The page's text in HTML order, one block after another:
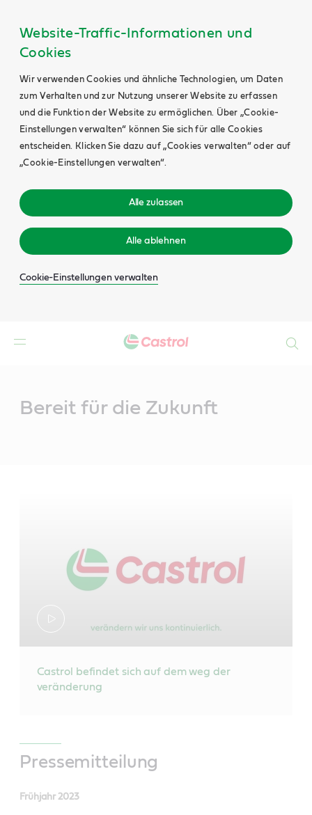
Website-Traffic-Informationen und
Cookies
Wir verwenden Cookies und ähnliche Technologien, um Daten
zum Verhalten und zur Nutzung unserer Website zu erfassen
und die Funktion der Website zu ermöglichen. Über „Cookie-
Einstellungen verwalten“ können Sie sich für alle Cookies
entscheiden. Klicken Sie dazu auf „Cookies verwalten“ oder auf
„Cookie-Einstellungen verwalten“.
Alle zulassen
Alle ablehnen
Cookie-Einstellungen verwalten
Bereit für die Zukunft
Castrol befindet sich auf dem weg der
veränderung
Pressemitteilung
Frühjahr 2023